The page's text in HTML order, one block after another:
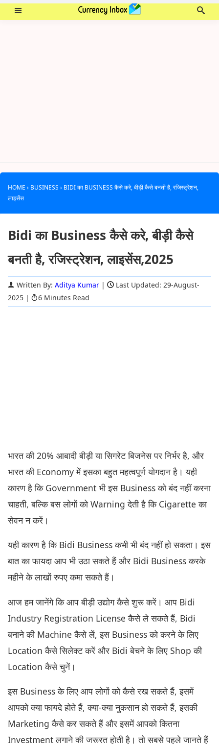
HOME › BUSINESS › BIDI का BUSINESS कैसे करे, बीड़ी कैसे बनती है, रजिस्ट्रेशन,
लाइसेंस
Bidi का Business कैसे करे, बीड़ी कैसे
बनती है, रजिस्ट्रेशन, लाइसेंस,2025
Written By: Aditya Kumar |
Last Updated: 29-August-
2025 | 6 Minutes Read
भारत की 20% आबादी बीड़ी या सिगरेट बिजनेस पर निर्भर है, और
भारत की Economy में इसका बहुत महत्वपूर्ण योगदान है। यही
कारण है कि Government भी इस Business को बंद नहीं करना
चाहती, बल्कि बस लोगों को Warning देती है कि Cigarette का
सेवन न करें।
यही कारण है कि Bidi Business कभी भी बंद नहीं हो सकता। इस
बात का फायदा आप भी उठा सकते हैं और Bidi Business करके
महीने के लाखों रुपए कमा सकते हैं।
आज हम जानेंगे कि आप बीड़ी उद्योग कैसे शुरू करें। आप Bidi
Industry Registration License कैसे ले सकते हैं, Bidi
बनाने की Machine कैसे लें, इस Business को करने के लिए
Location कैसे सिलेक्ट करें और Bidi बेचने के लिए Shop की
Location कैसे चुनें।
इस Business के लिए आप लोगों को कैसे रख सकते हैं, इसमें
आपको क्या फायदे होते हैं, क्या-क्या नुकसान हो सकते हैं, इसकी
Marketing कैसे कर सकते हैं और इसमें आपको कितना
Investment लगाने की जरूरत होती है। तो सबसे पहले जानते हैं